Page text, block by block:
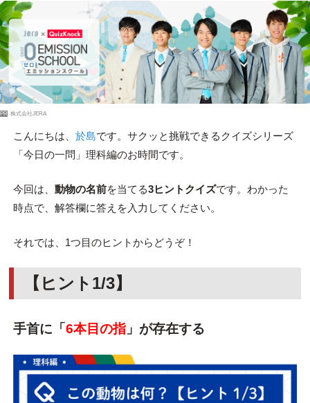
PR 株式会社JERA
こんにちは、 於島です。サクッと挑戦できるクイズシリーズ
「今日の一問」理科編のお時間です。
今回は、 動物の名前を当てる3ヒントクイズです。わかった
時点で、解答欄に答えを入力してください。
それでは、1つ目のヒントからどうぞ！
【ヒント1/3】
手首に「6本目の指」が存在する